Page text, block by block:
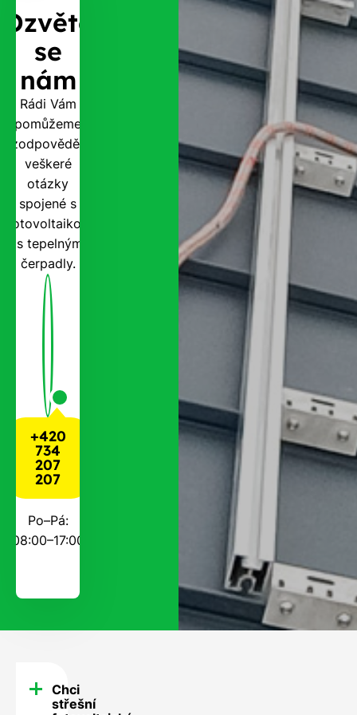
Ozvěte
se
nám
Rádi Vám
pomůžeme
zodpovědět
veškeré
otázky
spojené s
fotovoltaikou
i s tepelnými
čerpadly.
+420
734
207
207
Po–Pá:
08:00–17:00
FAQChci
střešní